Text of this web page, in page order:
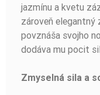
jazmínu a kvetu
zároveň
povznáša svojho
dodáva mu pocit
Zmyselná sila a